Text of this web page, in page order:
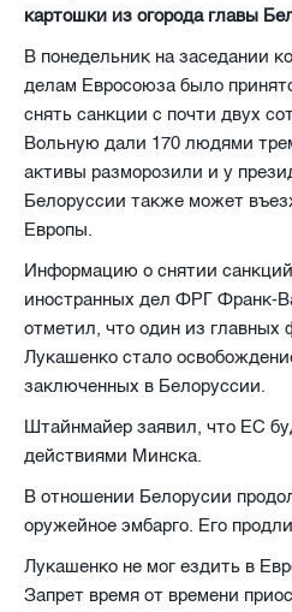
картошки из огорода главы
В понедельник на заседании
делам Евросоюза было
снять санкции с почти двух
Вольную дали 170 людями
активы разморозили и у
Белоруссии также может
Европы.
Информацию о снятии
иностранных дел ФРГ Франк-
отметил, что один из главных
Лукашенко стало
заключенных в Белоруссии.
Штайнмайер заявил, что ЕС
действиями Минска.
В отношении Белорусии
оружейное эмбарго. Его
Лукашенко не мог ездить в
Запрет время от времени